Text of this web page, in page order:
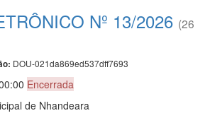
Nº 13/2026 (26
DOU-021da869ed537dff7693
Encerrada
de Nhandeara